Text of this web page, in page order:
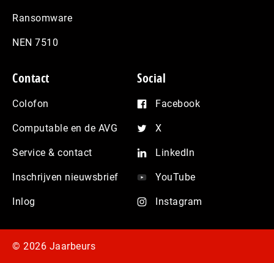
Ransomware
NEN 7510
Contact
Colofon
Computable en de AVG
Service & contact
Inschrijven nieuwsbrief
Inlog
Social
Facebook
X
LinkedIn
YouTube
Instagram
© 2026 Jaarbeurs